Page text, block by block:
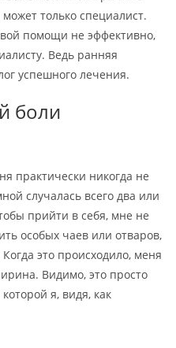
только специалист.
помощи не эффективно,
Ведь ранняя
успешного лечения.
боли
практически никогда не
случалась всего два или
прийти в себя, мне не
особых чаев или отваров,
это происходило, меня
Видимо, это просто
я, видя, как